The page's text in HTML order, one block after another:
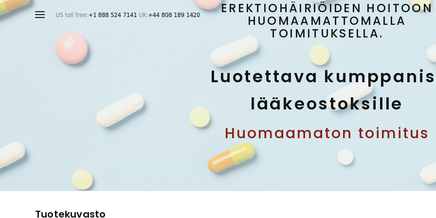
EREKTIOHÄIRIÖIDEN HOITOON
HUOMAAMATTOMALLA
TOIMITUKSELLA.
Luotettava
lääkeostoksille
Huomaamaton toimitus
Tuotekuvasto